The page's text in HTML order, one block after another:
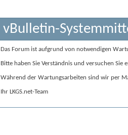
vBulletin-
Das Forum ist aufgrund von notwendigen
Bitte haben Sie Verständnis und versuchen Sie
Während der Wartungsarbeiten sind wir per
Ihr LKGS.net-Team